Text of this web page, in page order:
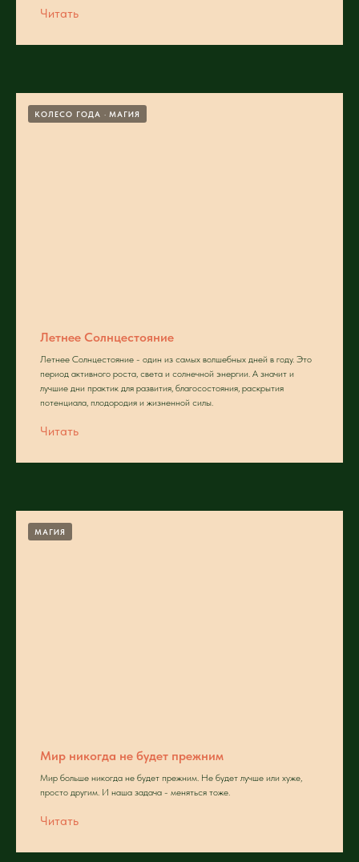
Читать
КОЛЕСО ГОДА МАГИЯ
Летнее Солнцестояние
Летнее Солнцестояние - один из самых волшебных дней в году. Это
период активного роста, света и солнечной энергии. А значит и
лучшие дни практик для развития, благосостояния, раскрытия
потенциала, плодородия и жизненной силы.
Читать
МАГИЯ
Мир никогда не будет прежним
Мир больше никогда не будет прежним. Не будет лучше или хуже,
просто другим. И наша задача - меняться тоже.
Читать